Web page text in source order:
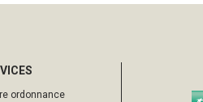
ordonnance